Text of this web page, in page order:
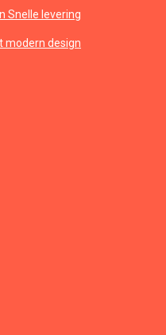
Snelle levering
modern design